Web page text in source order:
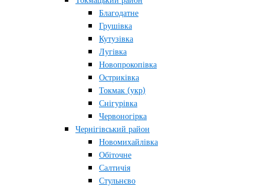
Благодатне
Грушівка
Кутузівка
Лугівка
Новопрокопівка
Остриківка
Токмак (укр)
Снігурівка
Червоногірка
Чернігівський район
Новомихайлівка
Обіточне
Салтичія
Стульнєво